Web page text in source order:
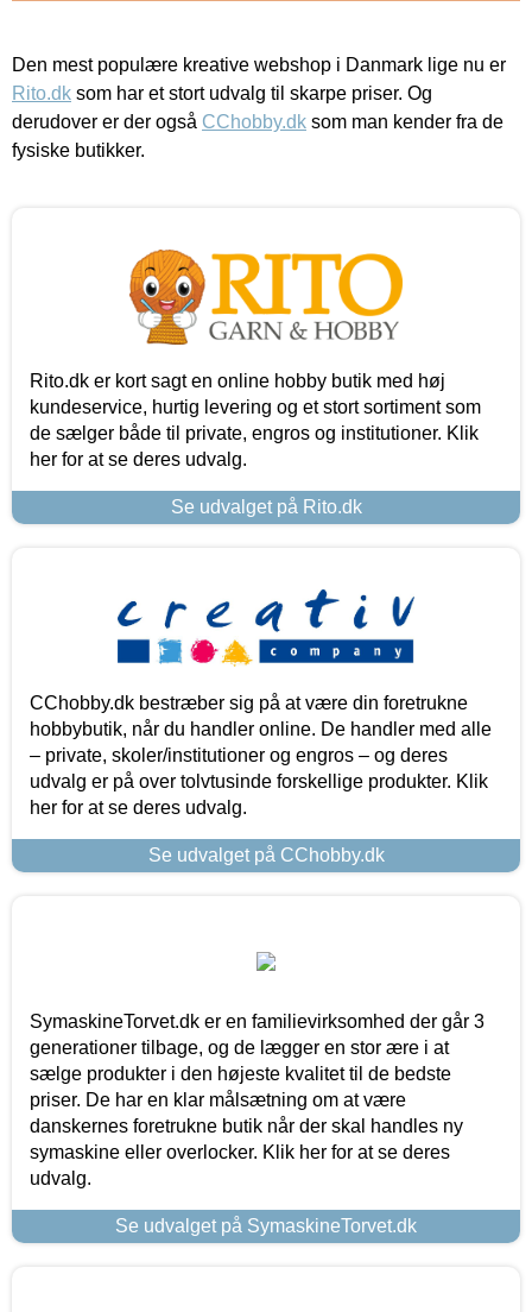
Den mest populære kreative webshop i Danmark lige nu er
Rito.dk som har et stort udvalg til skarpe priser. Og
derudover er der også CChobby.dk som man kender fra de
fysiske butikker.
Rito.dk er kort sagt en online hobby butik med høj
kundeservice, hurtig levering og et stort sortiment som
de sælger både til private, engros og institutioner. Klik
her for at se deres udvalg.
Se udvalget på Rito.dk
CChobby.dk bestræber sig på at være din foretrukne
hobbybutik, når du handler online. De handler med alle
– private, skoler/institutioner og engros – og deres
udvalg er på over tolvtusinde forskellige produkter. Klik
her for at se deres udvalg.
Se udvalget på CChobby.dk
SymaskineTorvet.dk er en familievirksomhed der går 3
generationer tilbage, og de lægger en stor ære i at
sælge produkter i den højeste kvalitet til de bedste
priser. De har en klar målsætning om at være
danskernes foretrukne butik når der skal handles ny
symaskine eller overlocker. Klik her for at se deres
udvalg.
Se udvalget på SymaskineTorvet.dk